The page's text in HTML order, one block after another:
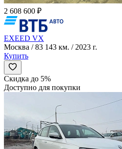
2 608 600 ₽
EXEED VX
Москва / 83 143 км. / 2023 г.
Купить
Скидка до 5%
Доступно для покупки